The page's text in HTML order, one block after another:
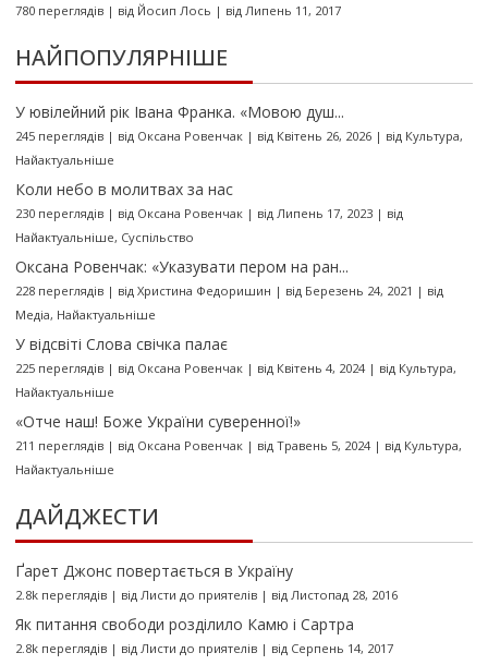
780 переглядів| від Йосип Лось | від Липень 11, 2017
НАЙПОПУЛЯРНІШЕ
У ювілейний рік Івана Франка. «Мовою душ...
245 переглядів| від Оксана Ровенчак| від Квітень 26, 2026| від Культура,
Найактуальніше
Коли небо в молитвах за нас
230 переглядів| від Оксана Ровенчак| від Липень 17, 2023| від
Найактуальніше, Суспільство
Оксана Ровенчак: «Указувати пером на ран...
228 переглядів| від Христина Федоришин | від Березень 24, 2021 | від
Медіа, Найактуальніше
У відсвіті Слова свічка палає
225 переглядів| від Оксана Ровенчак| від Квітень 4, 2024| від Культура,
Найактуальніше
«Отче наш! Боже України суверенної!»
211 переглядів| від Оксана Ровенчак| від Травень 5, 2024| від Культура,
Найактуальніше
ДАЙДЖЕСТИ
Ґарет Джонс повертається в Україну
2.8k переглядів| від Листи до приятелів| від Листопад 28, 2016
Як питання свободи розділило Камю і Сартра
2.8k переглядів| від Листи до приятелів| від Серпень 14, 2017